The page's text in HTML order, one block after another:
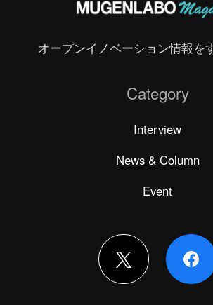
オープンイノベーション情報を
Category
Interview
News & Column
Event